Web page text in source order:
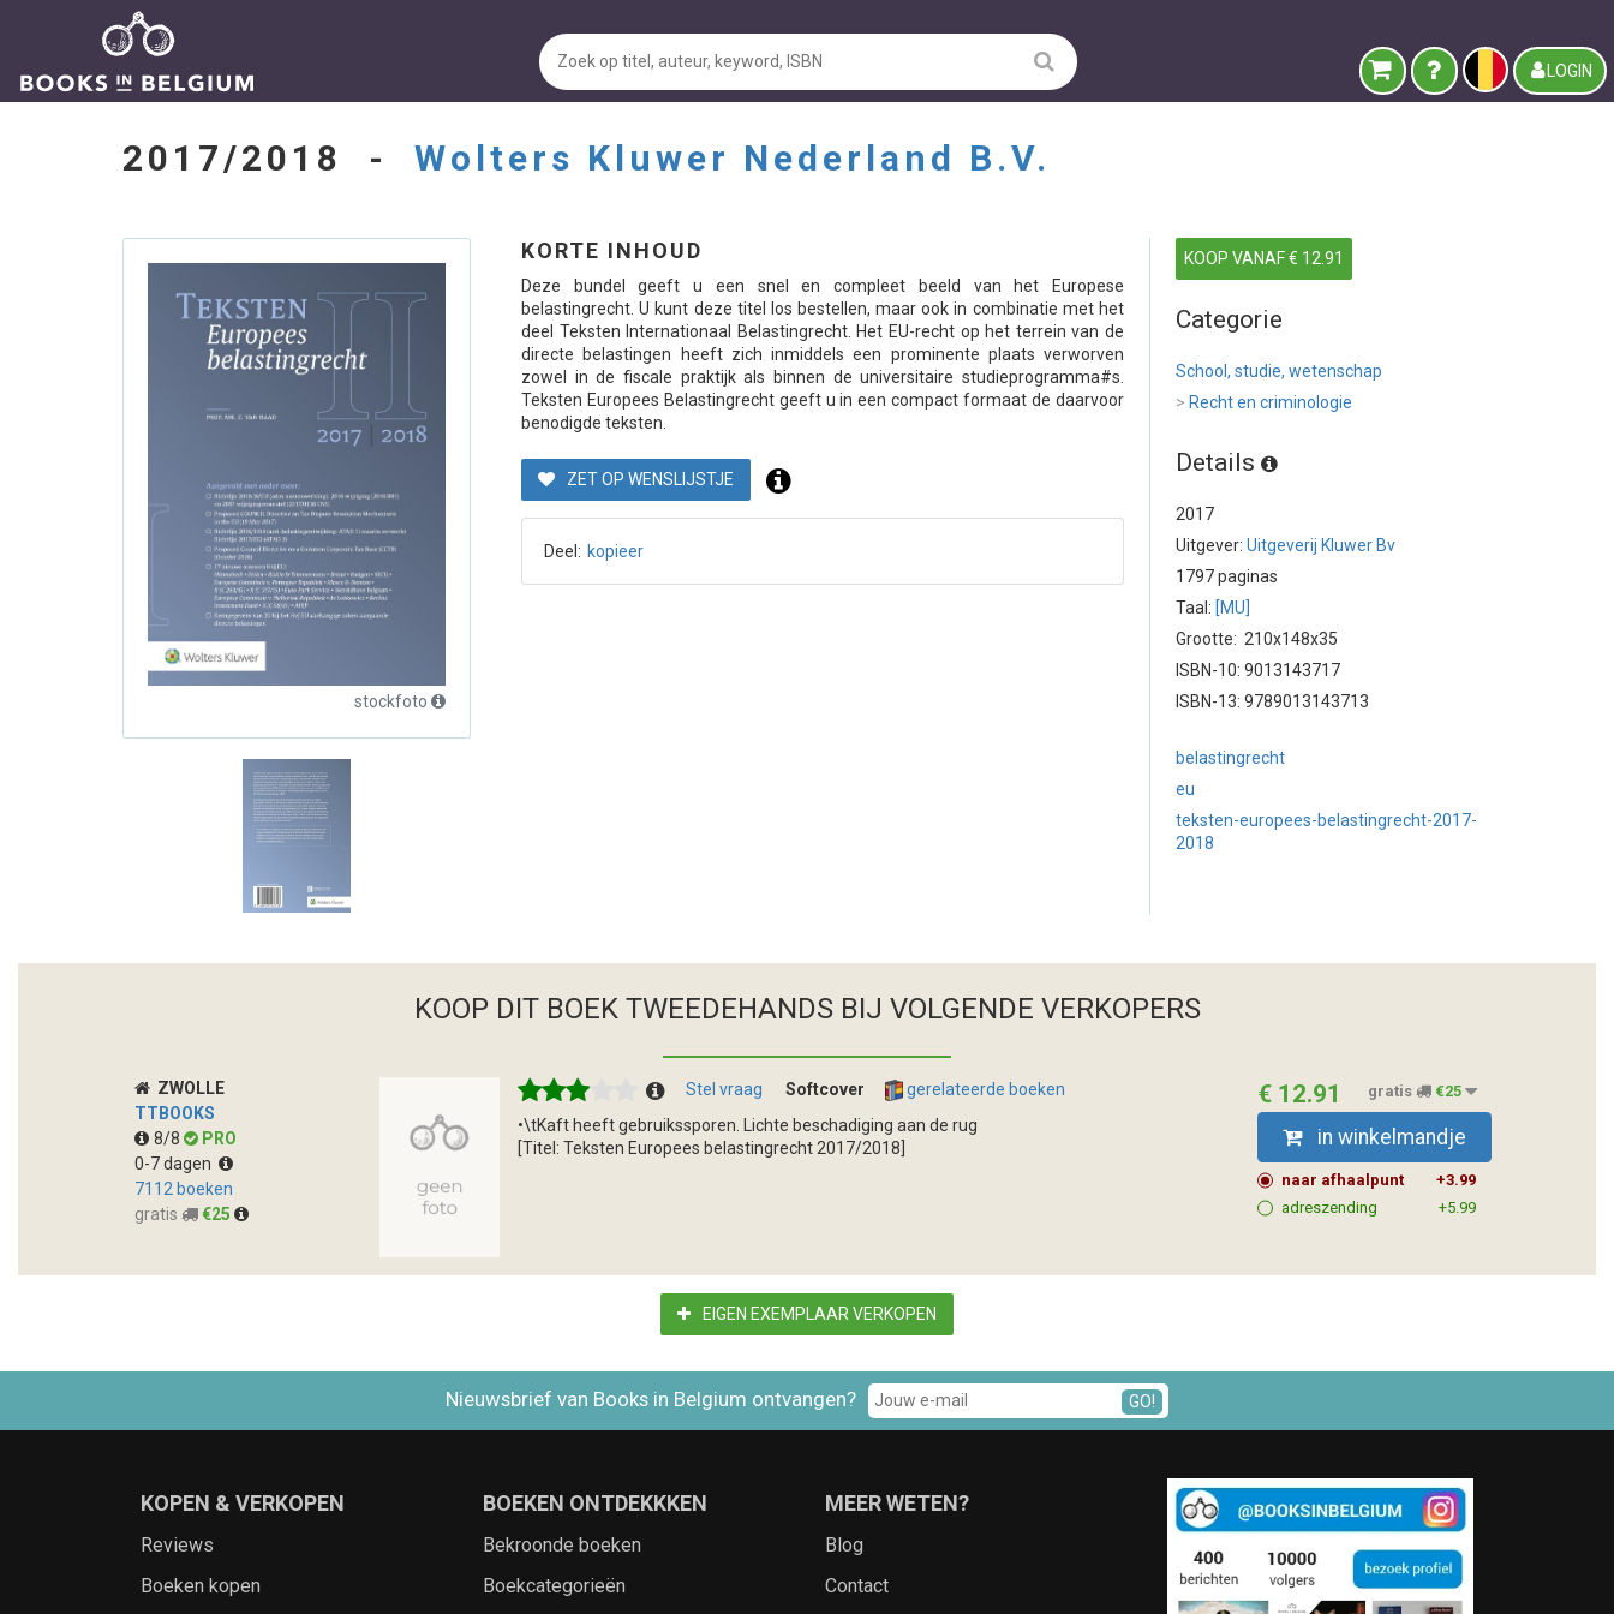
LOGIN
2017/2018 - Wolters Kluwer Nederland B.V.
stockfoto
KORTE INHOUD
Deze bundel geeft u een snel en compleet beeld van het Europese
belastingrecht. U kunt deze titel los bestellen, maar ook in combinatie met het
deel Teksten Internationaal Belastingrecht. Het EU-recht op het terrein van de
directe belastingen heeft zich inmiddels een prominente plaats verworven
zowel in de fiscale praktijk als binnen de universitaire studieprogramma#s.
Teksten Europees Belastingrecht geeft u in een compact formaat de daarvoor
benodigde teksten.
ZET OP WENSLIJSTJE
Deel: kopieer
KOOP VANAF € 12.91
Categorie
School, studie, wetenschap
> Recht en criminologie
Details
2017
Uitgever: Uitgeverij Kluwer Bv
1797 paginas
Taal: [MU]
Grootte: 210x148x35
ISBN-10: 9013143717
ISBN-13: 9789013143713
belastingrecht
eu
teksten-europees-belastingrecht-2017-
2018
KOOP DIT BOEK TWEEDEHANDS BIJ VOLGENDE VERKOPERS
ZWOLLE
TTBOOKS
8/8
PRO
0-7 dagen
7112 boeken
gratis
€25
Stel vraag Softcover
gerelateerde boeken
•\tKaft heeft gebruikssporen. Lichte beschadiging aan de rug
[Titel: Teksten Europees belastingrecht 2017/2018]
€ 12.91 gratis €25
in winkelmandje
naar afhaalpunt
+3.99
adreszending
+5.99
EIGEN EXEMPLAAR VERKOPEN
Nieuwsbrief van Books in Belgium ontvangen? GO!
KOPEN & VERKOPEN
Reviews
Boeken kopen
BOEKEN ONTDEKKKEN
Bekroonde boeken
Boekcategorieën
MEER WETEN?
Blog
Contact